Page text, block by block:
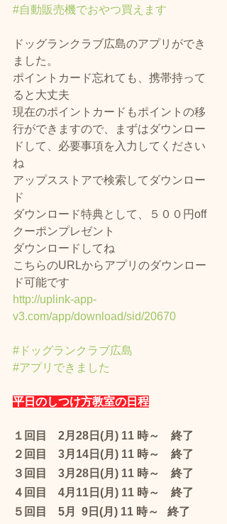
#自動販売機でおやつ買えます
ドッグランクラブ広島のアプリができ
ました。
ポイントカード忘れても、携帯持って
ると大丈夫
現在のポイントカードもポイントの移
行ができますので、まずはダウンロー
ドして、必要事項を入力してください
ね
アップスストアで検索してダウンロー
ド
ダウンロード特典として、５００円off
クーポンプレゼント
ダウンロードしてね
こちらのURLからアプリのダウンロー
ド可能です
http://uplink-app-
v3.com/app/download/sid/20670
#ドッグランクラブ広島
#アプリできました
平日のしつけ方教室の日程
１回目    2月28日(月) 11 時～　終了
２回目　3月14日(月) 11 時～    終了
３回目　3月28日(月) 11 時～    終了
４回目　4月11日(月) 11 時～    終了
５回目    5月  9日(月) 11 時～   終了